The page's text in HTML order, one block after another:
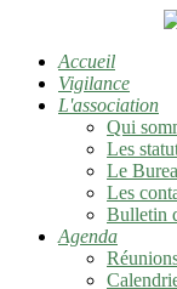
Accueil
Vigilance
L'association
Qui
Les
Le
Les
Bulletin
Agenda